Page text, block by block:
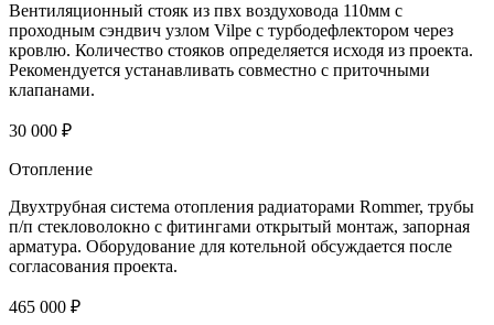
Вентиляционный стояк из пвх воздуховода 110мм с
проходным сэндвич узлом Vilpe с турбодефлектором через
кровлю. Количество стояков определяется исходя из проекта.
Рекомендуется устанавливать совместно с приточными
клапанами.
30 000 ₽
Отопление
Двухтрубная система отопления радиаторами Rommer, трубы
п/п стекловолокно с фитингами открытый монтаж, запорная
арматура. Оборудование для котельной обсуждается после
согласования проекта.
465 000 ₽